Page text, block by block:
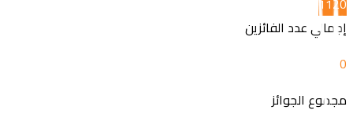
إجمالي عدد الفائزين
0
مجموع الجوائز